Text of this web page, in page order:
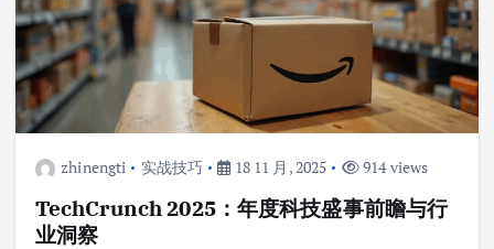
zhinengti 实战技巧 18 11 月, 2025 914 views
TechCrunch 2025：年度科技盛事前瞻与行
业洞察